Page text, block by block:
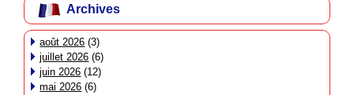
Archives
août 2026 (3)
juillet 2026 (6)
juin 2026 (12)
mai 2026 (6)